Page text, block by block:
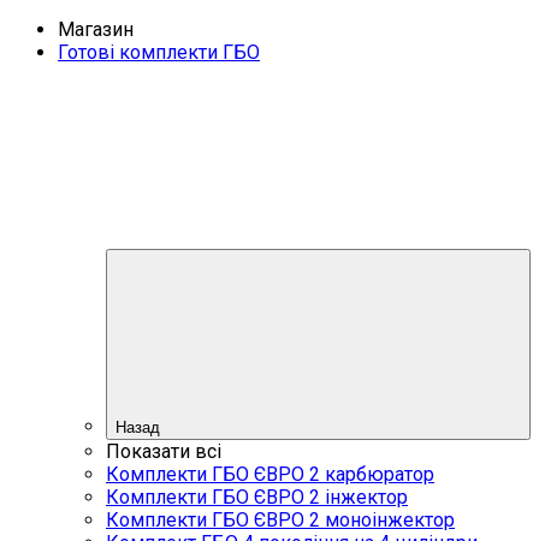
Магазин
Готові комплекти ГБО
Назад
Показати всі
Комплекти ГБО ЄВРО 2 карбюратор
Комплекти ГБО ЄВРО 2 інжектор
Комплекти ГБО ЄВРО 2 моноінжектор